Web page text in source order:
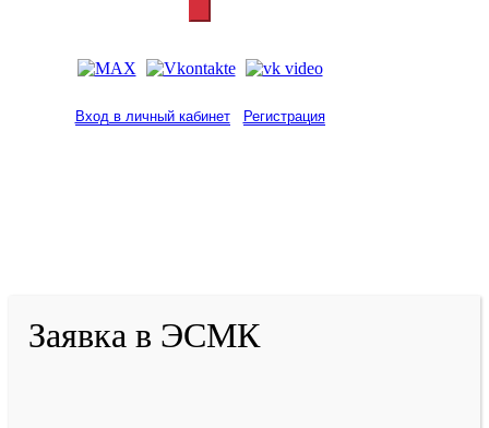
Вход в личный кабинет Регистрация
Заявка в ЭСМК